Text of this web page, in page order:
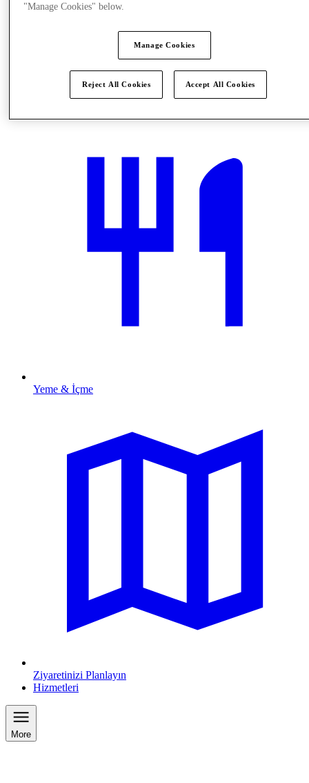
Yeme & İçme
Ziyaretinizi Planlayın
Hizmetleri
More
"Manage Cookies" below.
Manage Cookies
Reject All Cookies Accept All Cookies